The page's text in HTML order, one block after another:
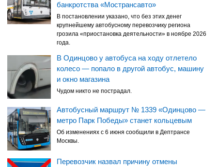
банкротства «Мострансавто»
В постановлении указано, что без этих денег
крупнейшему автобусному перевозчику региона
грозила «приостановка деятельности» в ноябре 2026
года.
В Одинцово у автобуса на ходу отлетело
колесо — попало в другой автобус, машину
и окно магазина
Чудом никто не пострадал.
Автобусный маршрут № 1339 «Одинцово —
метро Парк Победы» станет кольцевым
Об изменениях с 6 июня сообщили в Дептрансе
Москвы.
Перевозчик назвал причину отмены